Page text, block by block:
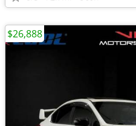
$26,888